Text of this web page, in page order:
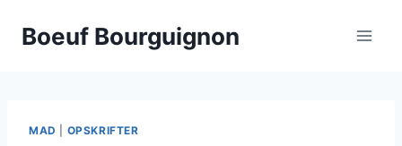
Boeuf Bourguignon
MAD OPSKRIFTER